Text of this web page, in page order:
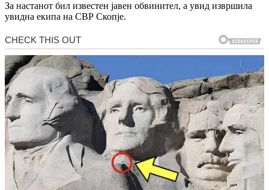
За настанот бил известен јавен обвинител, а увид извршила
увидна екипа на СВР Скопје.